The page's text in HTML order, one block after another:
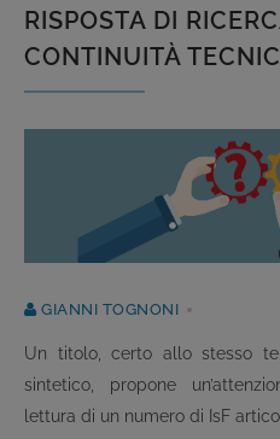
RISPOSTA DI
CONTINUITÀ
GIANNI TOGNONI
Un titolo, certo allo stesso
sintetico, propone
lettura di un numero di IsF